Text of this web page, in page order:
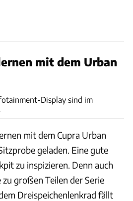
mit dem Urban
Display sind im
mit dem Cupra Urban
geladen. Eine gute
zu inspizieren. Denn auch
großen Teilen der Serie
Dreispeichenlenkrad fällt